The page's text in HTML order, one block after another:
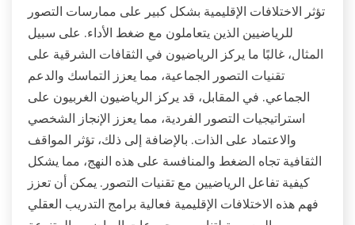
تؤثر الاختلافات الإقليمية بشكل كبير على ممارسات التصور
للرياضيين الذين يتعاملون مع ضغط الأداء. على سبيل
المثال، غالبًا ما يركز الرياضيون في الثقافات الشرقية على
تقنيات التصور الجماعية، مما يعزز التماسك والدعم
الجماعي. في المقابل، قد يركز الرياضيون الغربيون على
استراتيجيات التصور الفردية، مما يعزز الإنجاز الشخصي
والاعتماد على الذات. بالإضافة إلى ذلك، تؤثر المواقف
الثقافية تجاه الضغط والمنافسة على هذه النهج، مما يشكل
كيفية تفاعل الرياضيين مع تقنيات التصور. يمكن أن تعزز
فهم هذه الاختلافات الإقليمية فعالية برامج التدريب العقلي